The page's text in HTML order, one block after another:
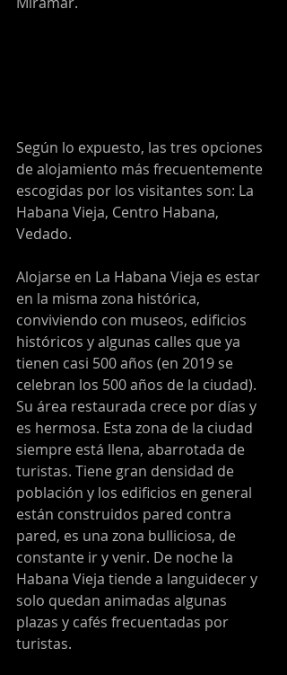
Según lo expuesto, las tres opciones
de alojamiento más frecuentemente
escogidas por los visitantes son: La
Habana Vieja, Centro Habana,
Vedado.
Alojarse en La Habana Vieja es estar
en la misma zona histórica,
conviviendo con museos, edificios
históricos y algunas calles que ya
tienen casi 500 años (en 2019 se
celebran los 500 años de la ciudad).
Su área restaurada crece por días y
es hermosa. Esta zona de la ciudad
siempre está llena, abarrotada de
turistas. Tiene gran densidad de
población y los edificios en general
están construidos pared contra
pared, es una zona bulliciosa, de
constante ir y venir. De noche la
Habana Vieja tiende a languidecer y
solo quedan animadas algunas
plazas y cafés frecuentadas por
turistas.